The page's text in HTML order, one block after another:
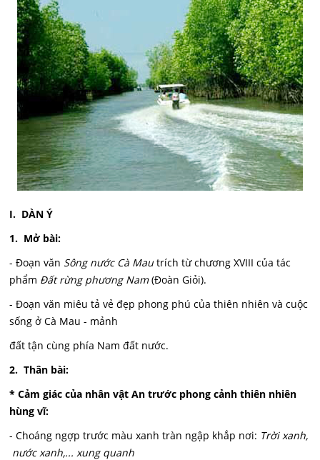
I. DÀN Ý
1. Mở bài:
- Đoạn văn Sông nước Cà Mautrích từ chương XVIII của tác
phẩm Đất rừng phương Nam(Đoàn Giỏi).
- Đoạn văn miêu tả vẻ đẹp phong phú của thiên nhiên và cuộc
sống ở Cà Mau - mảnh
đất tận cùng phía Nam đất nước.
2. Thân bài:
* Cảm giác của nhân vật An trước phong cảnh thiên nhiên
hùng vĩ:
- Choáng ngợp trước màu xanh tràn ngập khắp nơi: Trời xanh,
nước xanh,... xung quanh